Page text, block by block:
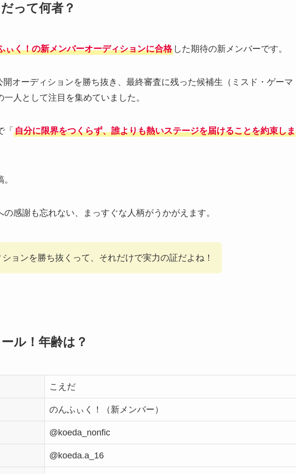
って何者？
ぃく！の新メンバーオーディションに合格 した期待の新メンバーです。
開オーディションを勝ち抜き、最終審査に残った候補生（ミスド・ゲーマ
人として注目を集めていました。
「 自分に限界をつくらず、誰よりも熱いステージを届けることを約束しま
感謝も忘れない、まっすぐな人柄がうかがえます。
ョンを勝ち抜くって、それだけで実力の証だよね！
ル！年齢は？
こえだ
のんふぃく！（新メンバー）
@koeda_nonfic
@koeda.a_16